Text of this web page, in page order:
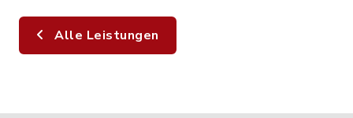
Alle Leistungen